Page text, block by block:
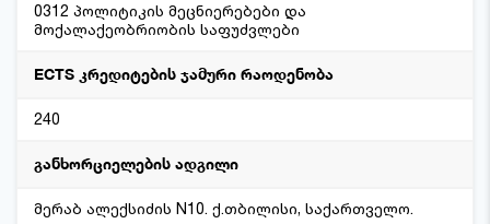
0312 პოლიტიკის მეცნიერებები და
მოქალაქეობრიობის საფუძვლები
ECTS კრედიტების ჯამური რაოდენობა
240
განხორციელების ადგილი
მერაბ ალექსიძის N10. ქ.თბილისი, საქართველო.